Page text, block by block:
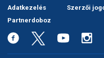
Adatkezelés
Szerzői
Partnerdoboz